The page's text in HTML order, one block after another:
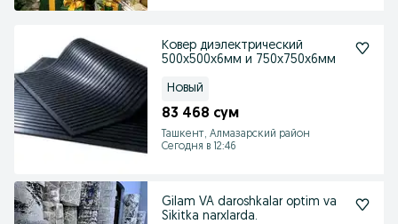
Ковер диэлектрический
500х500х6мм и 750х750х6мм
Новый
83 468 сум
Ташкент, Алмазарский район
Сегодня в 12:46
Gilam VA daroshkalar optim va
Sikitka narxlarda.